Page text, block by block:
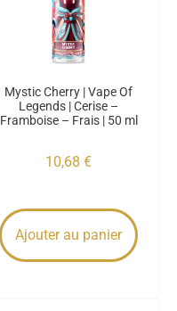
Mystic Cherry | Vape Of
Legends | Cerise –
Framboise – Frais | 50 ml
10,68 €
Ajouter au panier